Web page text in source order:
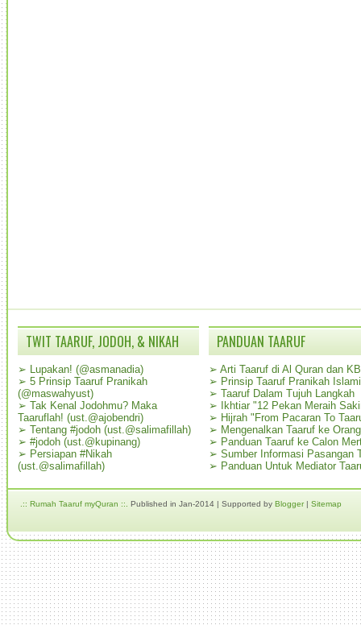
TWIT TAARUF, JODOH, & NIKAH
➢ Lupakan! (@asmanadia)
➢ 5 Prinsip Taaruf Pranikah
(@maswahyust)
➢ Tak Kenal Jodohmu? Maka
Taaruflah! (ust.@ajobendri)
➢ Tentang #jodoh (ust.@salimafillah)
➢ #jodoh (ust.@kupinang)
➢ Persiapan #Nikah
(ust.@salimafillah)
PANDUAN TAARUF
➢ Arti Taaruf di Al Quran dan
➢ Prinsip Taaruf Pranikah Islami
➢ Taaruf Dalam Tujuh Langkah
➢
Ikhtiar "12 Pekan Meraih
➢ Hijrah "From Pacaran To
➢ Mengenalkan Taaruf ke
➢ Panduan Taaruf ke Calon
➢ Sumber Informasi Pasangan
➢ Panduan Untuk Mediator
.:: Rumah Taaruf myQuran ::. Published in Jan-2014 | Supported by Blogger| Sitemap